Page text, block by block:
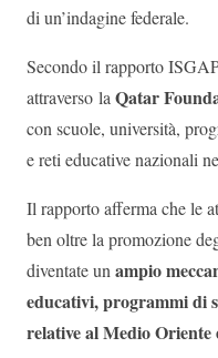
di un’indagine federale.
Secondo il rapporto
attraverso laQatar
con scuole, università,
e reti educative nazionali
Il rapporto afferma che le
ben oltre la promozione
diventate unampio
educativi, programmi di
relative al Medio Oriente